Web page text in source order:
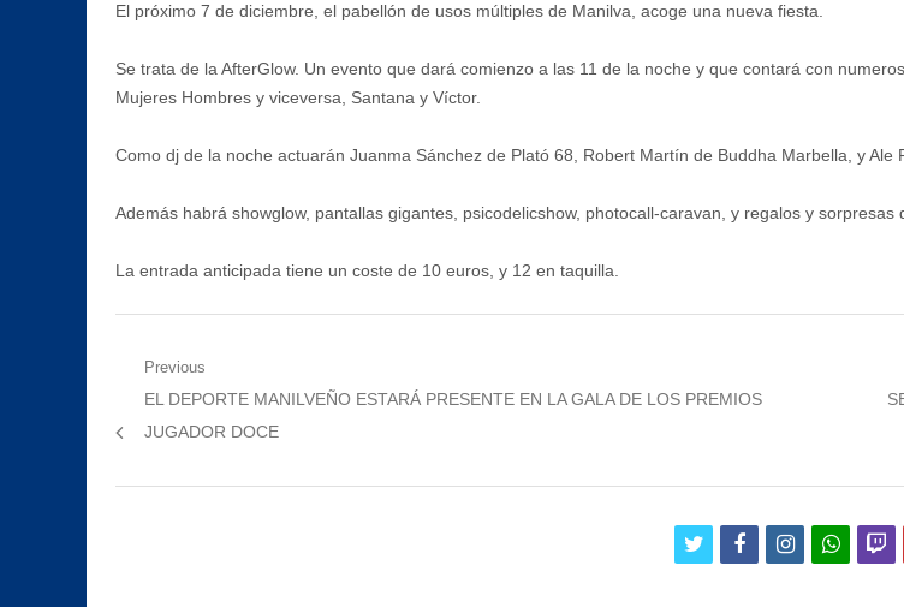
El próximo 7 de diciembre, el pabellón de usos múltiples de Manilva, acoge una nueva fiesta.
Se trata de la AfterGlow. Un evento que dará comienzo a las 11 de la noche y que contará con
Mujeres Hombres y viceversa, Santana y Víctor.
Como dj de la noche actuarán Juanma Sánchez de Plató 68, Robert Martín de Buddha Marbella, y Ale
Además habrá showglow, pantallas gigantes, psicodelicshow, photocall-caravan, y regalos y sorpresas
La entrada anticipada tiene un coste de 10 euros, y 12 en taquilla.
Navegación
Previous
Previous
post:
EL DEPORTE MANILVEÑO ESTARÁ PRESENTE EN LA GALA DE LOS PREMIOS
JUGADOR DOCE
twitterfacebookinstagram